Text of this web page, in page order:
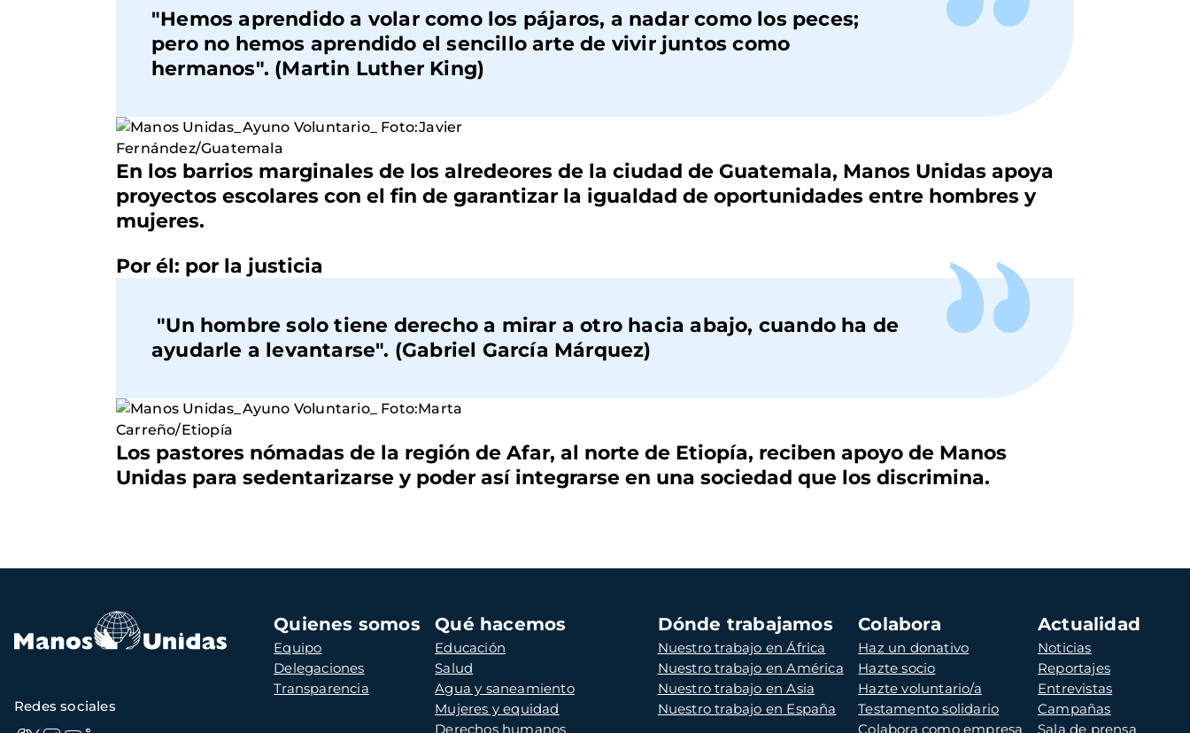
"Hemos aprendido a volar como los pájaros, a nadar como los peces;
pero no hemos aprendido el sencillo arte de vivir juntos como
hermanos". (Martin Luther King)
En los barrios marginales de los alredeores de la ciudad de Guatemala, Manos Unidas apoya
proyectos escolares con el fin de garantizar la igualdad de oportunidades entre hombres y
mujeres.
Por él: por la justicia
"Un hombre solo tiene derecho a mirar a otro hacia abajo, cuando ha de
ayudarle a levantarse". (Gabriel García Márquez)
Los pastores nómadas de la región de Afar, al norte de Etiopía, reciben apoyo de Manos
Unidas para sedentarizarse y poder así integrarse en una sociedad que los discrimina.
Navegación
principal
Quienes somos
Equipo
Delegaciones
Transparencia
Qué hacemos
Educación
Salud
Agua y saneamiento
Mujeres y equidad
Derechos humanos
Dónde trabajamos
Nuestro trabajo en África
Nuestro trabajo en América
Nuestro trabajo en Asia
Nuestro trabajo en España
Colabora
Haz un donativo
Hazte socio
Hazte voluntario/a
Testamento solidario
Colabora como empresa
Actualidad
Noticias
Reportajes
Entrevistas
Campañas
Sala de prensa
Redes sociales